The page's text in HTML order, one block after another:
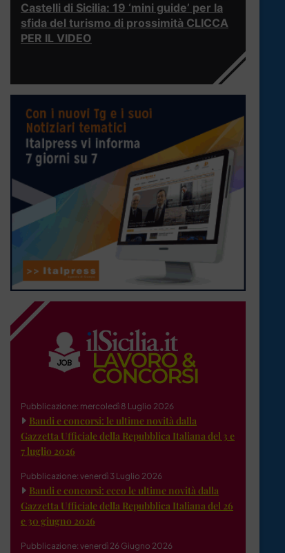
Castelli di Sicilia: 19 ‘mini guide’ per la
sfida del turismo di prossimità CLICCA
PER IL VIDEO
Pubblicazione: mercoledì 8 Luglio 2026
Bandi e concorsi: le ultime novità dalla
Gazzetta Ufficiale della Repubblica Italiana del 3 e
7 luglio 2026
Pubblicazione: venerdì 3 Luglio 2026
Bandi e concorsi: ecco le ultime novità dalla
Gazzetta Ufficiale della Repubblica Italiana del 26
e 30 giugno 2026
Pubblicazione: venerdì 26 Giugno 2026